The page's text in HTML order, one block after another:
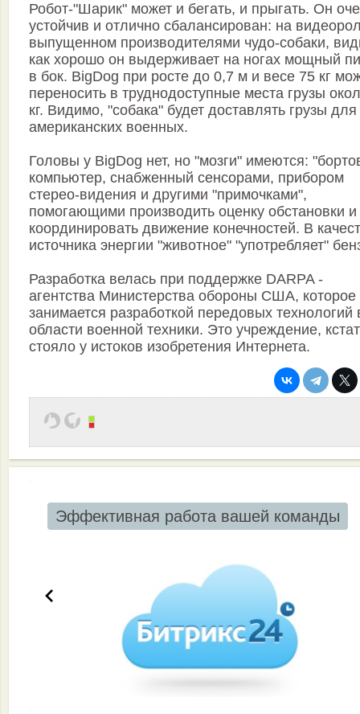
Робот-"Шарик" может и бегать, и прыгать. Он
устойчив и отлично сбалансирован: на
выпущенном производителями чудо-собаки,
как хорошо он выдерживает на ногах мощный
в бок. BigDog при росте до 0,7 м и весе 75 кг
переносить в труднодоступные места грузы
кг. Видимо, "собака" будет доставлять грузы для
американских военных.
Головы у BigDog нет, но "мозги" имеются:
компьютер, снабженный сенсорами, прибором
стерео-видения и другими "примочками",
помогающими производить оценку обстановки и
координировать движение конечностей. В
источника энергии "животное" "употребляет"
Разработка велась при поддержке DARPA -
агентства Министерства обороны США, которое
занимается разработкой передовых технологий
области военной техники. Это учреждение,
стояло у истоков изобретения Интернета.
Эффективная работа вашей команды